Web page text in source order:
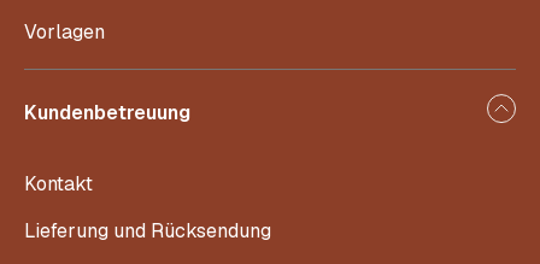
Vorlagen
Kundenbetreuung
Kontakt
Lieferung und Rücksendung